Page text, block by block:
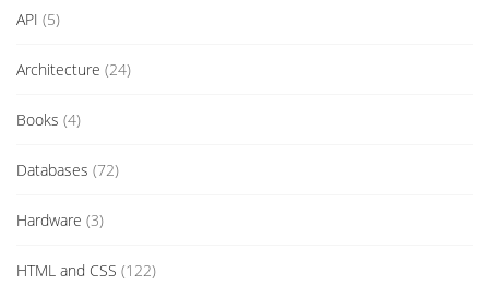
API (5)
Architecture (24)
Books (4)
Databases (72)
Hardware (3)
HTML and CSS (122)